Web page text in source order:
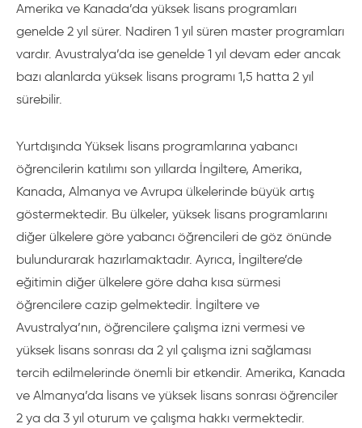
Amerika ve Kanada’da yüksek lisans programları
genelde 2 yıl sürer. Nadiren 1 yıl süren master programları
vardır. Avustralya’da ise genelde 1 yıl devam eder ancak
bazı alanlarda yüksek lisans programı 1,5 hatta 2 yıl
sürebilir.
Yurtdışında Yüksek lisans programlarına yabancı
öğrencilerin katılımı son yıllarda İngiltere, Amerika,
Kanada, Almanya ve Avrupa ülkelerinde büyük artış
göstermektedir. Bu ülkeler, yüksek lisans programlarını
diğer ülkelere göre yabancı öğrencileri de göz önünde
bulundurarak hazırlamaktadır. Ayrıca, İngiltere’de
eğitimin diğer ülkelere göre daha kısa sürmesi
öğrencilere cazip gelmektedir. İngiltere ve
Avustralya’nın, öğrencilere çalışma izni vermesi ve
yüksek lisans sonrası da 2 yıl çalışma izni sağlaması
tercih edilmelerinde önemli bir etkendir. Amerika, Kanada
ve Almanya’da lisans ve yüksek lisans sonrası öğrenciler
2 ya da 3 yıl oturum ve çalışma hakkı vermektedir.